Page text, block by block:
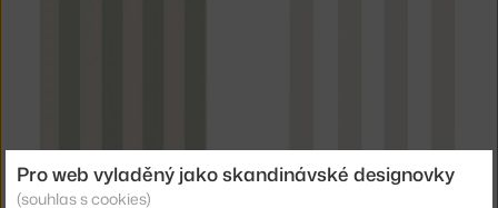
SANDBERG
Pro web vyladěný jako skandinávské designovky
(souhlas s cookies)